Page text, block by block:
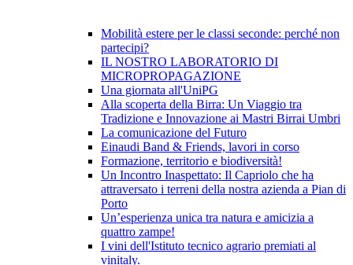
Mobilità estere per le classi seconde: perché non
partecipi?
IL NOSTRO LABORATORIO DI
MICROPROPAGAZIONE
Una giornata all'UniPG
Alla scoperta della Birra: Un Viaggio tra
Tradizione e Innovazione ai Mastri Birrai Umbri
La comunicazione del Futuro
Einaudi Band & Friends, lavori in corso
Formazione, territorio e biodiversità!
Un Incontro Inaspettato: Il Capriolo che ha
attraversato i terreni della nostra azienda a Pian di
Porto
Un’esperienza unica tra natura e amicizia a
quattro zampe!
I vini dell'Istituto tecnico agrario premiati al
vinitaly.